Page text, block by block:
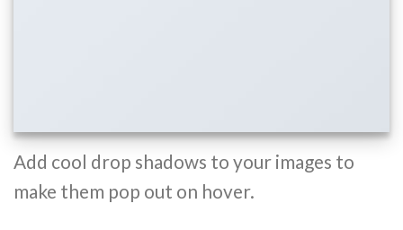
Add cool drop shadows to your images to
make them pop out on hover.